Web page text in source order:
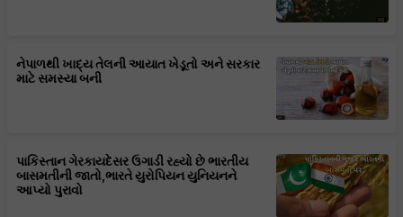
નેપાળથી ખાદ્ય તેલની આયાત ખેડૂતો અને સરકાર
માટે સમસ્યા બની
પાકિસ્તાન ગેરકાયદેસર ઉગાડી રહ્યો છે ભારતીય
બાસમતીની જાતો,ભારતે યુરોપિયન યુનિયનને
આપ્યો પુરાવો